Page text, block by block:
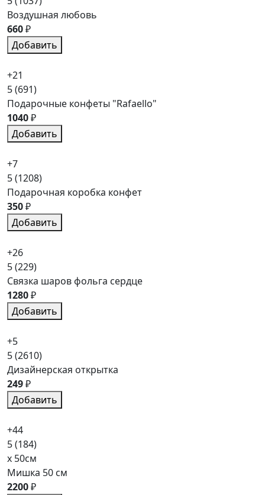
Воздушная любовь
660₽
Добавить
+21
5(691)
Подарочные конфеты "Rafaello"
1040₽
Добавить
+7
5(1208)
Подарочная коробка конфет
350₽
Добавить
+26
5(229)
Связка шаров фольга сердце
1280₽
Добавить
+5
5(2610)
Дизайнерская открытка
249₽
Добавить
+44
5(184)
x 50см
Мишка 50 см
2200₽